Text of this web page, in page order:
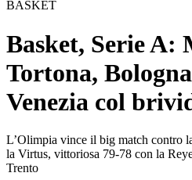
BASKET
Basket, Serie A:
Tortona,
Venezia col
L’Olimpia vince il big match contro
la Virtus, vittoriosa 79-78 con la
Trento